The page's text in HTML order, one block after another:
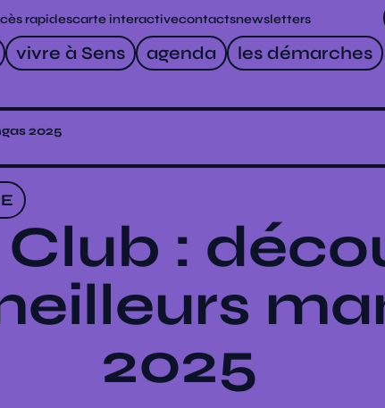
vivre à Sens agenda les démarches
rapidescarte interactivecontactsnewsletters
2025
:
2025